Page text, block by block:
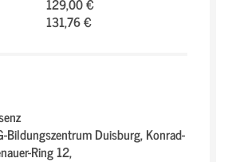
131,76 €
Bildungszentrum Duisburg,Konrad-
Ring 12,